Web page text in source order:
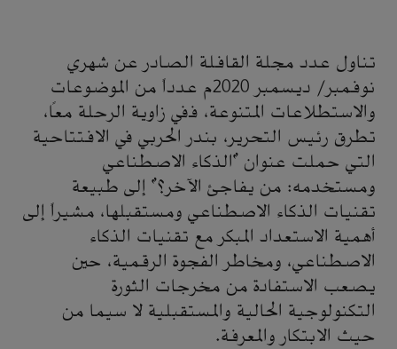
تناول عدد مجلة القافلة الصادر عن شهري
نوفمبر/ ديسمبر 2020م عدداً من الموضوعات
والاستطلاعات المتنوعة، ففي زاوية الرحلة معاً،
تطرق رئيس التحرير، بندر الحربي في الافتتاحية
التي حملت عنوان "الذكاء الاصطناعي
ومستخدمه: من يفاجئ الآخر؟" إلى طبيعة
تقنيات الذكاء الاصطناعي ومستقبلها، مشيراً إلى
أهمية الاستعداد المبكر مع تقنيات الذكاء
الاصطناعي، ومخاطر الفجوة الرقمية، حين
يصعب الاستفادة من مخرجات الثورة
التكنولوجية الحالية والمستقبلية لا سيما من
حيث الابتكار والمعرفة.